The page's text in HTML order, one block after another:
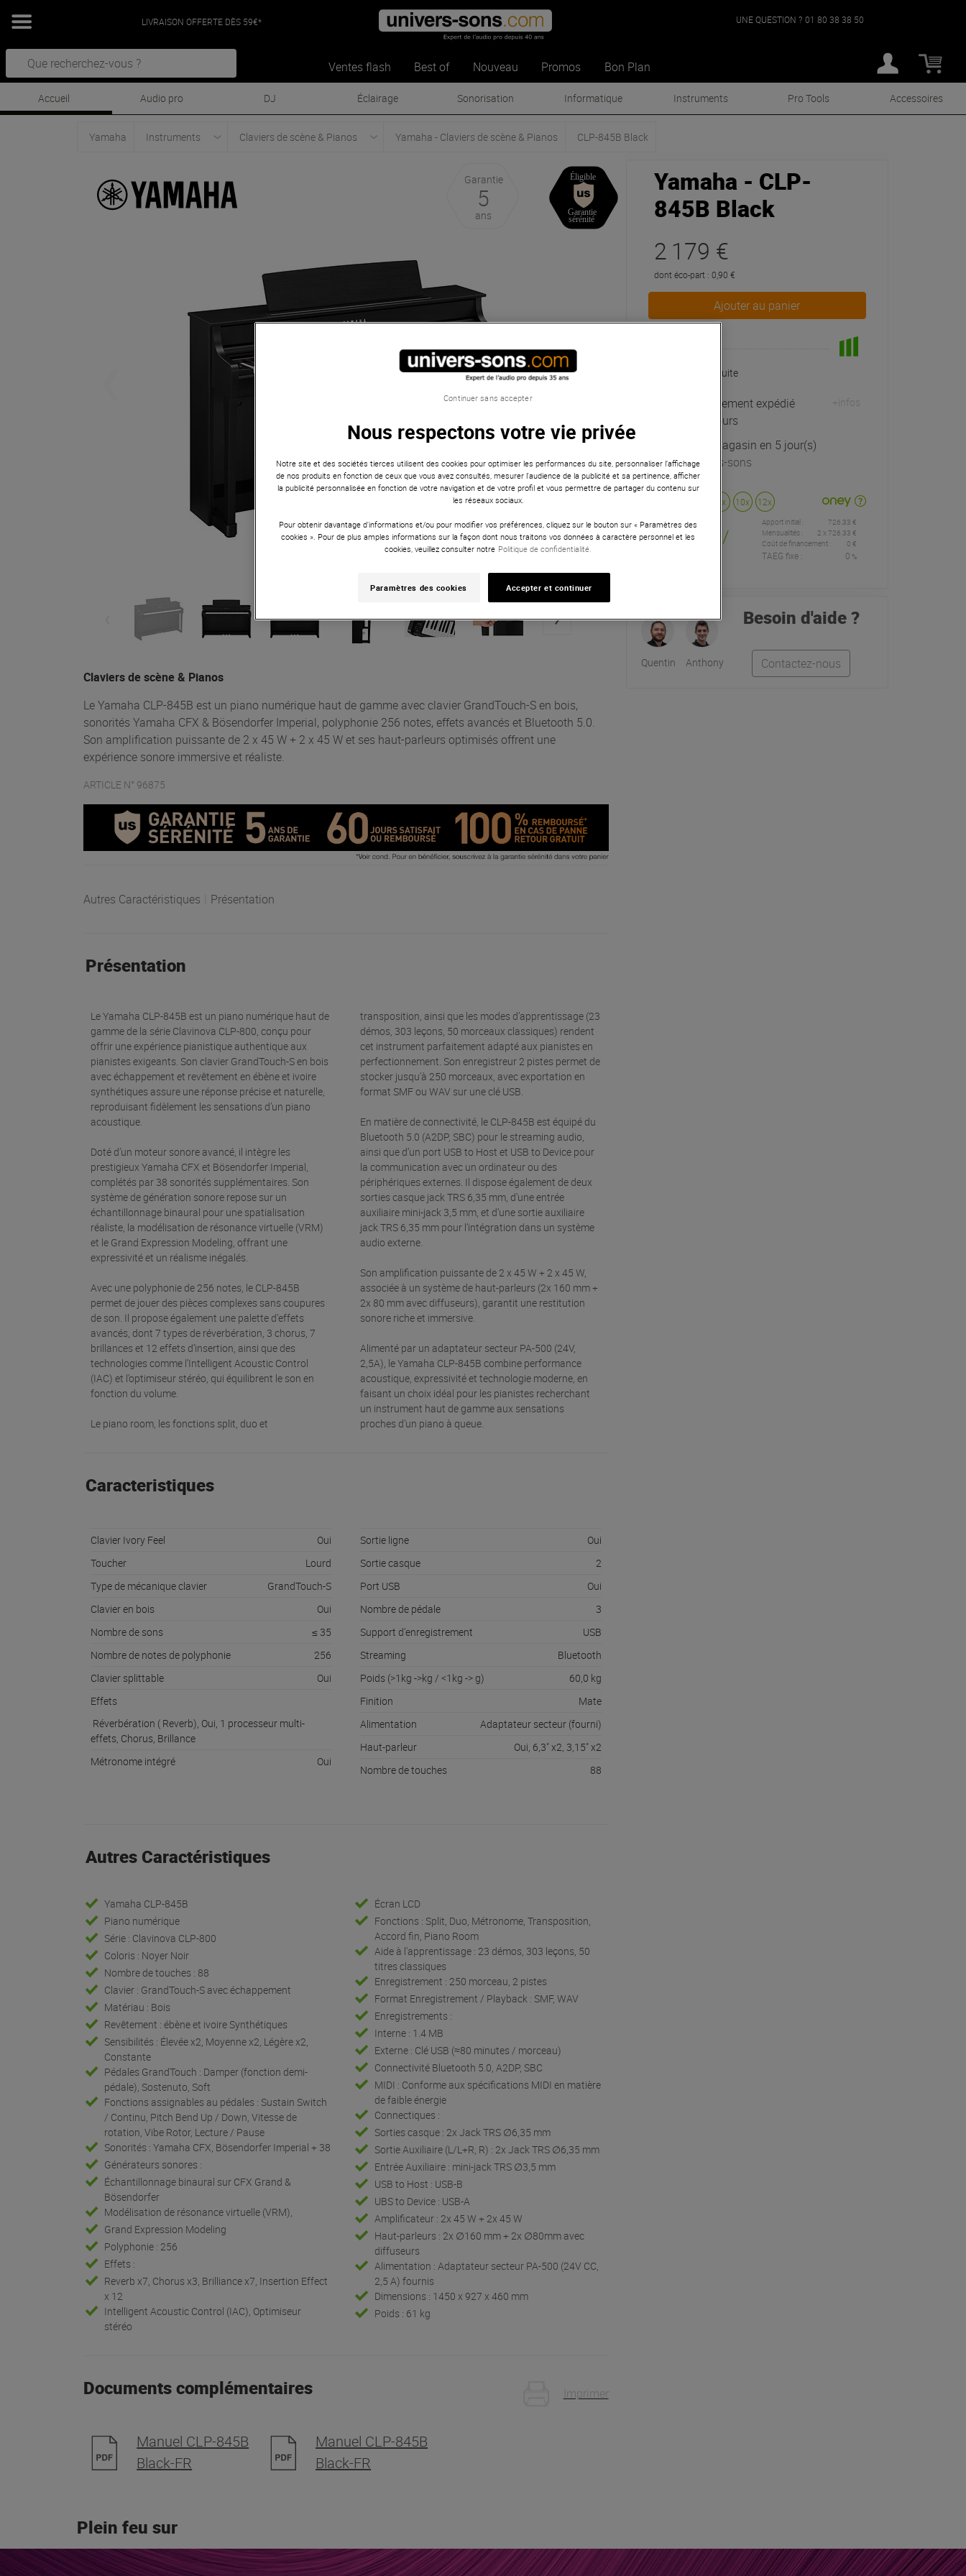
LIVRAISON OFFERTE DÈS 59€*
Ventes flash Best of Nouveau Promos Bon Plan
UNE QUESTION ? 01 80 38 38 50
Accueil Audio pro DJ Éclairage Sonorisation Informatique Instruments Pro Tools Accessoires
Yamaha Instruments Claviers de scène & Pianos Yamaha - Claviers de scène & Pianos CLP-845B Black
Garantie
5
ans
Claviers de scène & Pianos
Le Yamaha CLP-845B est un piano numérique haut de gamme avec clavier GrandTouch-S en bois,
sonorités Yamaha CFX & Bösendorfer Imperial, polyphonie 256 notes, effets avancés et Bluetooth 5.0.
Son amplification puissante de 2 x 45 W + 2 x 45 W et ses haut-parleurs optimisés offrent une
expérience sonore immersive et réaliste.
ARTICLE N° 96875
Autres Caractéristiques Présentation
Présentation
Le Yamaha CLP-845B est un piano numérique haut de
gamme de la série Clavinova CLP-800, conçu pour
offrir une expérience pianistique authentique aux
pianistes exigeants. Son clavier GrandTouch-S en bois
avec échappement et revêtement en ébène et ivoire
synthétiques assure une réponse précise et naturelle,
reproduisant fidèlement les sensations d’un piano
acoustique.
Doté d’un moteur sonore avancé, il intègre les
prestigieux Yamaha CFX et Bösendorfer Imperial,
complétés par 38 sonorités supplémentaires. Son
système de génération sonore repose sur un
échantillonnage binaural pour une spatialisation
réaliste, la modélisation de résonance virtuelle (VRM)
et le Grand Expression Modeling, offrant une
expressivité et un réalisme inégalés.
Avec une polyphonie de 256 notes, le CLP-845B
permet de jouer des pièces complexes sans coupures
de son. Il propose également une palette d’effets
avancés, dont 7 types de réverbération, 3 chorus, 7
brillances et 12 effets d’insertion, ainsi que des
technologies comme l’Intelligent Acoustic Control
(IAC) et l’optimiseur stéréo, qui équilibrent le son en
fonction du volume.
Le piano room, les fonctions split, duo et
transposition, ainsi que les modes d’apprentissage (23
démos, 303 leçons, 50 morceaux classiques) rendent
cet instrument parfaitement adapté aux pianistes en
perfectionnement. Son enregistreur 2 pistes permet de
stocker jusqu’à 250 morceaux, avec exportation en
format SMF ou WAV sur une clé USB.
En matière de connectivité, le CLP-845B est équipé du
Bluetooth 5.0 (A2DP, SBC) pour le streaming audio,
ainsi que d’un port USB to Host et USB to Device pour
la communication avec un ordinateur ou des
périphériques externes. Il dispose également de deux
sorties casque jack TRS 6,35 mm, d’une entrée
auxiliaire mini-jack 3,5 mm, et d’une sortie auxiliaire
jack TRS 6,35 mm pour l’intégration dans un système
audio externe.
Son amplification puissante de 2 x 45 W + 2 x 45 W,
associée à un système de haut-parleurs (2x 160 mm +
2x 80 mm avec diffuseurs), garantit une restitution
sonore riche et immersive.
Alimenté par un adaptateur secteur PA-500 (24V,
2,5A), le Yamaha CLP-845B combine performance
acoustique, expressivité et technologie moderne, en
faisant un choix idéal pour les pianistes recherchant
un instrument haut de gamme aux sensations
proches d’un piano à queue.
Caracteristiques
Clavier Ivory Feel
Oui
Toucher
Lourd
Type de mécanique clavier
GrandTouch-S
Clavier en bois
Oui
Nombre de sons
≤ 35
Nombre de notes de polyphonie
256
Clavier splittable
Oui
Effets
Réverbération ( Reverb), Oui, 1 processeur multi-
effets, Chorus, Brillance
Métronome intégré
Oui
Sortie ligne
Oui
Sortie casque
2
Port USB
Oui
Nombre de pédale
3
Support d'enregistrement
USB
Streaming
Bluetooth
Poids (>1kg ->kg / <1kg -> g)
60,0 kg
Finition
Mate
Alimentation
Adaptateur secteur (fourni)
Haut-parleur
Oui, 6,3" x2, 3,15" x2
Nombre de touches
88
Autres Caractéristiques
Yamaha CLP-845B
Piano numérique
Série : Clavinova CLP-800
Coloris : Noyer Noir
Nombre de touches : 88
Clavier : GrandTouch-S avec échappement
Matériau : Bois
Revêtement : ébène et ivoire Synthétiques
Sensibilités : Élevée x2, Moyenne x2, Légère x2,
Constante
Pédales GrandTouch : Damper (fonction demi-
pédale), Sostenuto, Soft
Fonctions assignables au pédales : Sustain Switch
/ Continu, Pitch Bend Up / Down, Vitesse de
rotation, Vibe Rotor, Lecture / Pause
Sonorités : Yamaha CFX, Bösendorfer Imperial + 38
Générateurs sonores :
Échantillonnage binaural sur CFX Grand &
Bösendorfer
Modélisation de résonance virtuelle (VRM),
Grand Expression Modeling
Polyphonie : 256
Effets :
Reverb x7, Chorus x3, Brilliance x7, Insertion Effect
x 12
Intelligent Acoustic Control (IAC), Optimiseur
stéréo
Écran LCD
Fonctions : Split, Duo, Métronome, Transposition,
Accord fin, Piano Room
Aide à l'apprentissage : 23 démos, 303 leçons, 50
titres classiques
Enregistrement : 250 morceau, 2 pistes
Format Enregistrement / Playback : SMF, WAV
Enregistrements :
Interne : 1.4 MB
Externe : Clé USB (≈80 minutes / morceau)
Connectivité Bluetooth 5.0, A2DP, SBC
MIDI : Conforme aux spécifications MIDI en matière
de faible énergie
Connectiques :
Sorties casque : 2x Jack TRS ∅6,35 mm
Sortie Auxiliaire (L/L+R, R) : 2x Jack TRS ∅6,35 mm
Entrée Auxiliaire : mini-jack TRS ∅3,5 mm
USB to Host : USB-B
UBS to Device : USB-A
Amplificateur : 2x 45 W + 2x 45 W
Haut-parleurs : 2x ∅160 mm + 2x ∅80mm avec
diffuseurs
Alimentation : Adaptateur secteur PA-500 (24V CC,
2,5 A) fournis
Dimensions : 1450 x 927 x 460 mm
Poids : 61 kg
Documents complémentaires Imprimer
Manuel CLP-845B
Black-FR
Manuel CLP-845B
Black-FR
Yamaha - CLP-
845B Black
2 179 €
dont éco-part : 0,90 €
Ajouter au panier
Livraison Gratuite
Habituellement expédié
sous 4 jours
+infos
Retrait magasin en 5 jour(s)
à Univers-sons
4x 10x 12x
726,33 €
/
Apport initial :
726.33 €
Mensualités :
2 x 726.33 €
Coût de financement :
0 €
TAEG fixe : 0 %
Quentin Anthony
Besoin d'aide ?
Contactez-nous
Plein feu sur
Nous respectons votre vie privée
Notre site et des sociétés tierces utilisent des cookies pour optimiser les performances du site, personnaliser l’affichage
de nos produits en fonction de ceux que vous avez consultés, mesurer l'audience de la publicité et sa pertinence, afficher
la publicité personnalisée en fonction de votre navigation et de votre profil et vous permettre de partager du contenu sur
les réseaux sociaux.
Pour obtenir davantage d'informations et/ou pour modifier vos préférences, cliquez sur le bouton sur « Paramètres des
cookies ». Pour de plus amples informations sur la façon dont nous traitons vos données à caractère personnel et les
cookies, veuillez consulter notre Politique de confidentialité.
Paramètres des cookies Accepter et continuer
Continuer sans accepter